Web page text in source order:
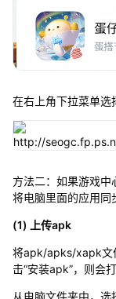
在右上角下拉菜单选
方法二：如果游戏中
将电脑里面的应用同
(1) 上传apk
将apk/apks/xapk文
击“安装apk”，则会
从电脑文件夹中，